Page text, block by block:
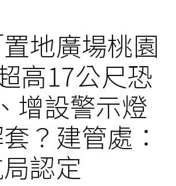
地廣場桃園
高17公尺恐
增設警示燈
？建管處：
認定